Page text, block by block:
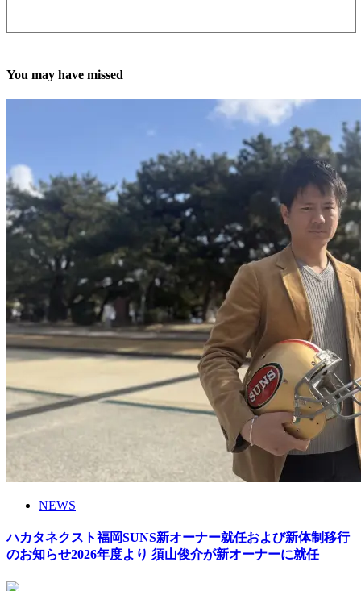
You may have missed
NEWS
ハカタネクスト福岡SUNS新オーナー就任および新体制移行
のお知らせ2026年度より 須山俊介が新オーナーに就任